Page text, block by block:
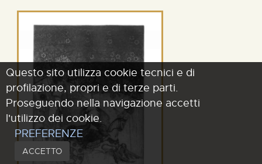
Questo sito utilizza cookie tecnici e di
profilazione, propri e di terze parti.
Proseguendo nella navigazione accetti
l'utilizzo dei cookie.
PREFERENZE
ACCETTO